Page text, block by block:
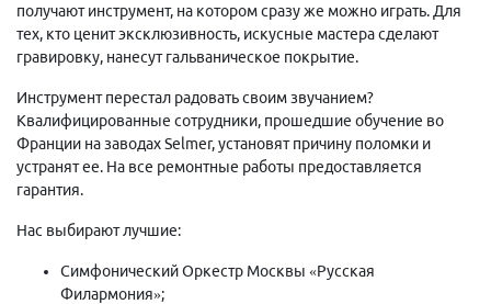
получают инструмент, на котором сразу же можно играть. Для
тех, кто ценит эксклюзивность, искусные мастера сделают
гравировку, нанесут гальваническое покрытие.
Инструмент перестал радовать своим звучанием?
Квалифицированные сотрудники, прошедшие обучение во
Франции на заводах Selmer, установят причину поломки и
устранят ее. На все ремонтные работы предоставляется
гарантия.
Нас выбирают лучшие:
Симфонический Оркестр Москвы «Русская
Филармония»;